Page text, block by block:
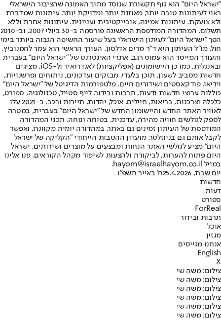
"ישראל היום" הוא גוף תקשורת שנוסד מתוך האמונה שהציבור הישראלי
ראוי לעיתונות טובה יותר, מאוזנת יותר ומדויקת יותר. עיתונות שמדברת
ולא צועקת. עיתונות אמינה, אובייקטיבית ועניינית. עיתונות אחרת וללא
תשלום. המהדורה המודפסת הראשונה פורסמה ב-30 ביולי 2007, וב-2010
הפך "ישראל היום" לעיתון הישראלי בעל שיעור החשיפה הגבוה ביותר בימי
חול. מו"ל העיתון היא ד"ר מרים אדלסון. העורך הראשי הוא עמר לחמנוביץ,
והעורך המייסד הוא עמוס רגב. אתרי האינטרנט של "ישראל היום" בעברית
ובאנגלית, כמו כן היישומונים (אפליקציות) לאנדרואיד ול-iOS, מציגים
חדשות מסביב לשעון, תוכן בלעדי, מבזקים ועדכונים, ניתוחים ופרשנויות,
וידיאו, פודקאסטים ושידורים חיים. פלטפורמות הדיגיטל של "ישראל היום"
כוללות ערוצי חדשות ודעות, תרבות ובידור, לייף סטייל, טכנולוגיה, ספורט,
כלכלה וצרכנות, בריאות, חיילים, אוכל, יהדות, תיירות ורכב. ב-2021 עלו
לאוויר האתר החדש והיישומון החדש של "ישראל היום" בעברית, במטרה
לספק לגולשים חוויה מהירה, עדכנית, בטוחה ונוחה. תכני המהדורה
המודפסת של העיתון זמינים גם באתר, במהדורה יומית מקוונת, ואפשר
לקבל אותם גם בניוזלטר. מועדון ההטבות הייחודי "הקליקה של ישראל
היום" מציע לגולשי האתר הנחות ומבצעים על מוצרים ושירותים. ישראל
היום פתוח להערות, לביקורת ולהצעות לשיפור מקהל הקוראים. פנו אלינו
במייל hayom@israelhayom.co.il.
יום שבת, 25.4.2026
ח' באייר תשפ"ו
חדשות
דעות
ספורט
ForReal
תרבות ובידור
אוכל
מגזין
אנחנו מגייסים
English
X
צילום: משה שי
צילום: משה שי
צילום: משה שי
צילום: משה שי
צילום: משה שי
צילום: משה שי